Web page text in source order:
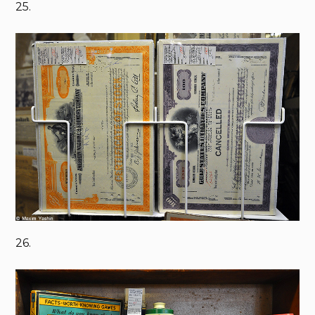
25.
26.